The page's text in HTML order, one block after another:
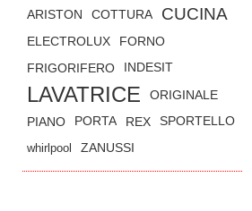
ARISTON COTTURA CUCINA
ELECTROLUX
FORNO
FRIGORIFERO
INDESIT
LAVATRICE
ORIGINALE
PIANO
PORTA REX
SPORTELLO
whirlpool
ZANUSSI